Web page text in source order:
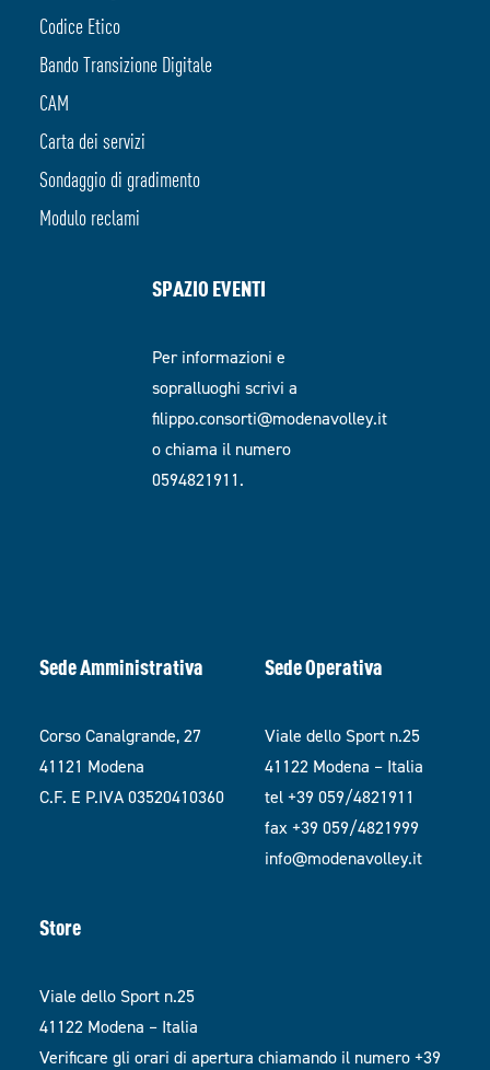
Codice Etico
Bando Transizione Digitale
CAM
Carta dei servizi
Sondaggio di gradimento
Modulo reclami
SPAZIO EVENTI
Per informazioni e
sopralluoghi scrivi a
filippo.consorti@modenavolley.it
o chiama il numero
0594821911.
Sede Amministrativa
Corso Canalgrande, 27
41121 Modena
C.F. E P.IVA 03520410360
Sede Operativa
Viale dello Sport n.25
41122 Modena – Italia
tel +39 059/4821911
fax +39 059/4821999
info@modenavolley.it
Store
Viale dello Sport n.25
41122 Modena – Italia
Verificare gli orari di apertura chiamando il numero +39